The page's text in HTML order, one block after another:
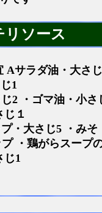
リソース
Aサラダ油・大さ
1
2 ・ゴマ油・小さ
じ１
・大さじ5 ・みそ
プ ・鶏がらスープ
じ1